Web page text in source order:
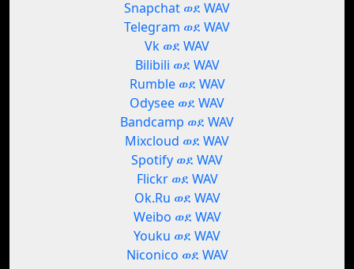
Snapchat ወደ WAV
Telegram ወደ WAV
Vk ወደ WAV
Bilibili ወደ WAV
Rumble ወደ WAV
Odysee ወደ WAV
Bandcamp ወደ WAV
Mixcloud ወደ WAV
Spotify ወደ WAV
Flickr ወደ WAV
Ok.Ru ወደ WAV
Weibo ወደ WAV
Youku ወደ WAV
Niconico ወደ WAV